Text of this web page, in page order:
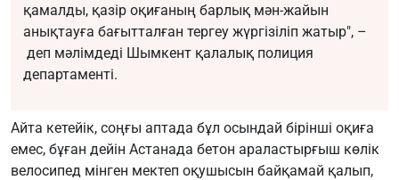
қамалды, қазір оқиғаның барлық мән-жайын
анықтауға бағытталған тергеу жүргізіліп жатыр", –
деп мәлімдеді Шымкент қалалық полиция
департаменті.
Айта кетейік, соңғы аптада бұл осындай бірінші оқиға
емес, бұған дейін Астанада бетон араластырғыш көлік
велосипед мінген мектеп оқушысын байқамай қалып,